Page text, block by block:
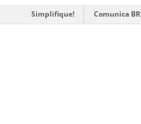
Simplifique! Comunica BR